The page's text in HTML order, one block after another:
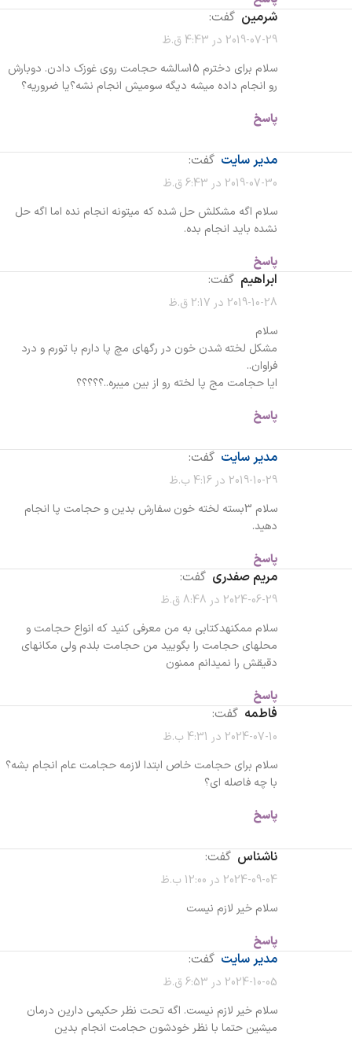
شرمین گفت:
2019-07-29 در 4:43 ق.ظ
سلام برای دخترم 15سالشه حجامت روی غوزک دادن. دوبارش
رو انجام داده میشه دیگه سومیش انجام نشه؟یا ضروریه؟
پاسخ
مدیر سایت گفت:
2019-07-30 در 6:43 ق.ظ
سلام اگه مشکلش حل شده که میتونه انجام نده اما اگه حل
نشده باید انجام بده.
پاسخ
ابراهیم گفت:
2019-10-28 در 2:17 ق.ظ
سلام
مشکل لخته شدن خون در رگهای مچ پا دارم با تورم و درد
فراوان..
ایا حجامت مج پا لخته رو از بین میبره..؟؟؟؟؟
پاسخ
مدیر سایت گفت:
2019-10-29 در 4:16 ب.ظ
سلام 3بسته لخته خون سفارش بدین و حجامت پا انجام
دهید.
پاسخ
مریم صفدری گفت:
2024-06-29 در 8:48 ق.ظ
سلام ممکنهدکتابی به من معرفی کنید که انواع حجامت و
محلهای حجامت را بگویید من حجامت بلدم ولی مکانهای
دقیقش را نمیدانم ممنون
پاسخ
فاطمه گفت:
2024-07-10 در 4:31 ب.ظ
سلام برای حجامت خاص ابتدا لازمه حجامت عام انجام بشه؟
با چه فاصله ای؟
پاسخ
ناشناس گفت:
2024-09-04 در 12:00 ب.ظ
سلام خیر لازم نیست
پاسخ
مدیر سایت گفت:
2024-10-05 در 6:53 ق.ظ
سلام خیر لازم نیست. اگه تحت نظر حکیمی دارین درمان
میشین حتما با نظر خودشون حجامت انجام بدین